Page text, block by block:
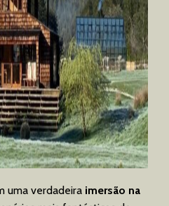
uma verdadeira imersão na